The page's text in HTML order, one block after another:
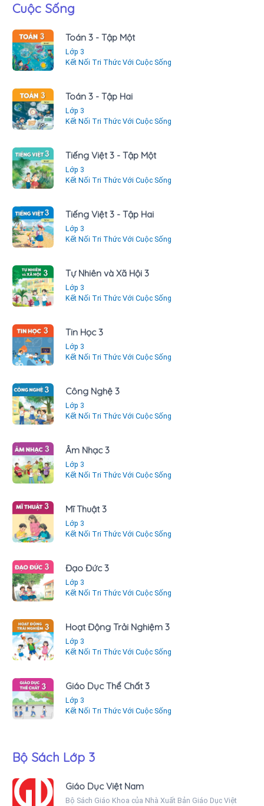
Cuộc Sống
Toán 3 - Tập Một
Lớp 3
Kết Nối Tri Thức Với Cuộc Sống
Toán 3 - Tập Hai
Lớp 3
Kết Nối Tri Thức Với Cuộc Sống
Tiếng Việt 3 - Tập Một
Lớp 3
Kết Nối Tri Thức Với Cuộc Sống
Tiếng Việt 3 - Tập Hai
Lớp 3
Kết Nối Tri Thức Với Cuộc Sống
Tự Nhiên và Xã Hội 3
Lớp 3
Kết Nối Tri Thức Với Cuộc Sống
Tin Học 3
Lớp 3
Kết Nối Tri Thức Với Cuộc Sống
Công Nghệ 3
Lớp 3
Kết Nối Tri Thức Với Cuộc Sống
Âm Nhạc 3
Lớp 3
Kết Nối Tri Thức Với Cuộc Sống
Mĩ Thuật 3
Lớp 3
Kết Nối Tri Thức Với Cuộc Sống
Đạo Đức 3
Lớp 3
Kết Nối Tri Thức Với Cuộc Sống
Hoạt Động Trải Nghiệm 3
Lớp 3
Kết Nối Tri Thức Với Cuộc Sống
Giáo Dục Thể Chất 3
Lớp 3
Kết Nối Tri Thức Với Cuộc Sống
Bộ Sách Lớp 3
Giáo Dục Việt Nam
Bộ Sách Giáo Khoa của Nhà Xuất Bản Giáo Dục Việt